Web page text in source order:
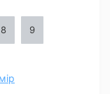
8 9